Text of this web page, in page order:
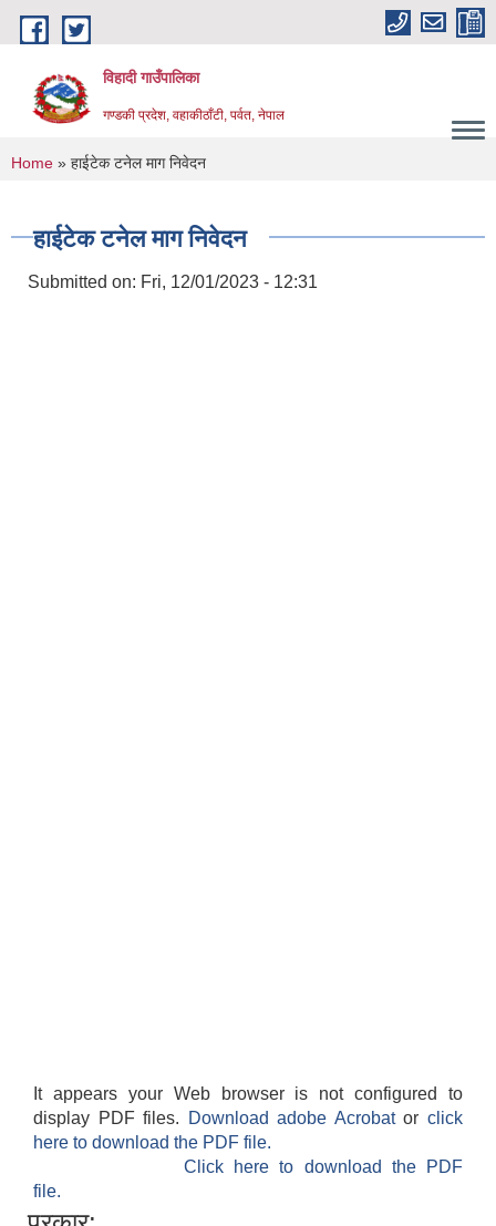
Skip to main content
विहादी गाउँपालिका
गण्डकी प्रदेश, वहाकीठाँटी, पर्वत, नेपाल
You are here
Home » हाईटेक टनेल माग निवेदन
हाईटेक टनेल माग निवेदन
Submitted on: Fri, 12/01/2023 - 12:31
It appears your Web browser is not configured to
display PDF files.
Download adobe Acrobatorclick
here to download the PDF file.
Click here to download the PDF
file.